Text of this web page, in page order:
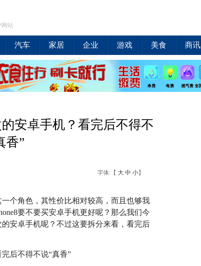
网站
汽车 家居 企业 游戏 美食 商讯
安卓手机？看完后不得不
香”
字体:【 大 中 小】
个角色，其性价比相对较高，而且也够我
要不要买安卓手机更好呢？那么我们今
安卓手机呢？不过这要拆分来看，看完后